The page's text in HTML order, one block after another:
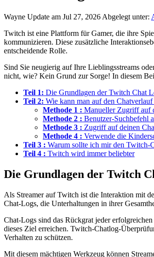
Wayne Update am Jul 27, 2026 Abgelegt unter:
Twitch ist eine Plattform für Gamer, die ihre
kommunizieren. Diese zusätzliche
entscheidende Rolle.
Sind Sie neugierig auf Ihre Lieblingsstreams
nicht, wie? Kein Grund zur Sorge! In diesem
Teil 1: Die Grundlagen der Twitch Chat
Teil 2: Wie kann man auf den
Methode 1 : Manueller Zugriff auf
Methode 2 : Benutzer-Suchbefehl
Methode 3 : Zugriff auf deinen
Methode 4 : Verwende die
Teil 3 : Warum sollte ich mir den Twitch-
Teil 4 : Twitch wird immer beliebter
Die Grundlagen der Twitch
Als Streamer auf Twitch ist die Interaktion mit
Chat-Logs, die Unterhaltungen in ihrer
Chat-Logs sind das Rückgrat jeder
dieses Ziel erreichen. Twitch-Chatlog-
Verhalten zu schützen.
Mit diesem mächtigen Werkzeug können